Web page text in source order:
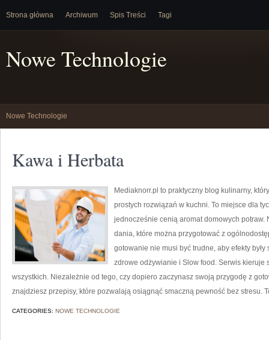
Strona główna Archiwum Spis Treści Tagi
Nowe Technologie
Nowe Technologie
Kawa i Herbata
Mediaknorr.pl to praktyczny blog kulinarny,
prostych rozwiązań w kuchni. To miejsce dla
jednocześnie cenią aromat domowych
dania, które można przygotować z
gotowanie nie musi być trudne, aby efekty
zdrowe odżywianie i Slow food. Serwis
wszystkich. Niezależnie od tego, czy dopiero zaczynasz swoją przygodę z
znajdziesz przepisy, które pozwalają osiągnąć smaczną pewność bez stresu.
CATEGORIES: NOWE TECHNOLOGIE